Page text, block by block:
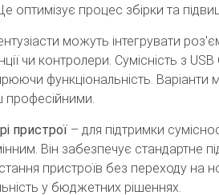
процес збірки та
можуть інтегрувати
чи контролери. Сумісність з
функціональність. Варіанти
професійними.
пристрої – для підтримки
Він забезпечує стандартне
пристроїв без переходу на
у бюджетних рішеннях.